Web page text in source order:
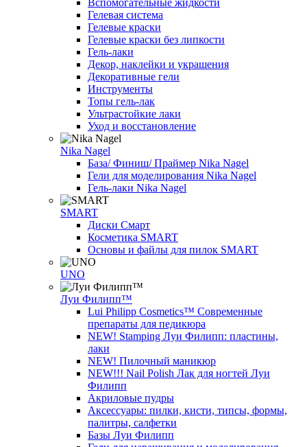
Вспомогательные жидкости
Гелевая система
Гелевые краски
Гелевые краски без липкости
Гель-лаки
Декор, наклейки и украшения
Декоративные гели
Инструменты
Топы гель-лак
Ультрастойкие лаки
Уход и восстановление
Nika Nagel
База/ Финиш/ Праймер Nika Nagel
Гели для моделирования Nika Nagel
Гель-лаки Nika Nagel
SMART
Диски Смарт
Косметика SMART
Основы и файлы для пилок SMART
UNO
Луи Филипп™
Lui Philipp Cosmetics™ Современные
препараты для педикюра
NEW! Stamping Луи Филипп: пластины,
лаки
NEW! Пилочный маникюр
NEW!!! Nail Polish Лак для ногтей Луи
Филипп
Акриловые пудры
Аксессуары: пилки, кисти, типсы, формы,
палитры, салфетки
Базы Луи Филипп